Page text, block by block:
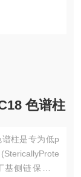
色谱柱
柱是专为低p
侧链保护技